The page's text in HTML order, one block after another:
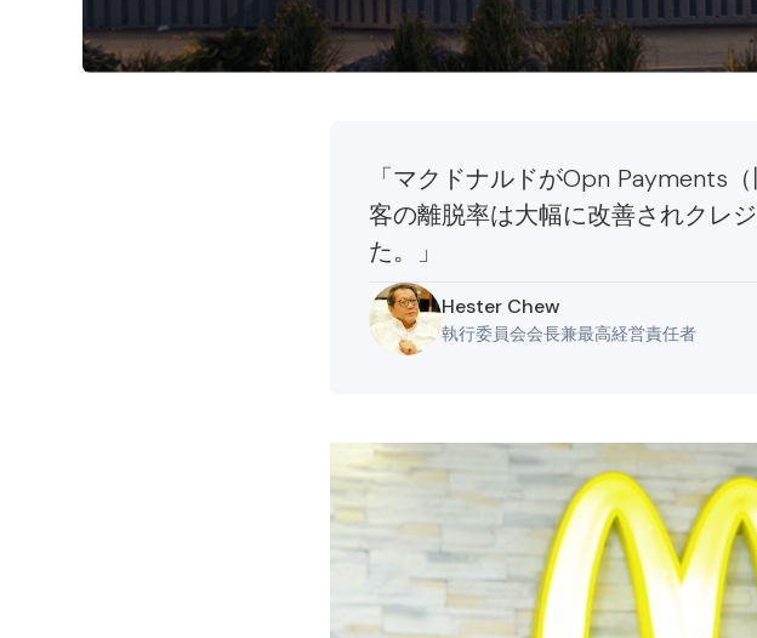
「マクドナルドがOpn Payments
客の離脱率は大幅に改善されクレ
た。」
Hester Chew
執行委員会会長兼最高経営責任者